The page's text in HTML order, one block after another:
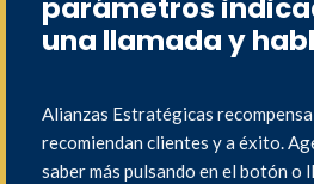
parámetros
una llamada y
Alianzas Estratégicas
recomiendan clientes y a éxito.
saber más pulsando en el botón o